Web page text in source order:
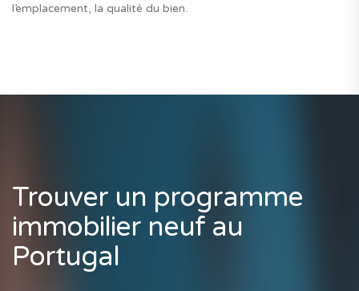
l’emplacement, la qualité du bien.
Trouver un programme
immobilier neuf au
Portugal